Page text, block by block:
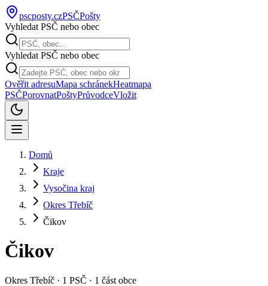
pscposty.czPSČPošty
Vyhledat PSČ nebo obec
Vyhledat PSČ nebo obec
Ověřit adresuMapa schránekHeatmapa
PSČPorovnatPoštyPrůvodceVložit
Domů
Kraje
Vysočina kraj
Okres Třebíč
Čikov
Čikov
Okres Třebíč · 1 PSČ · 1 část obce